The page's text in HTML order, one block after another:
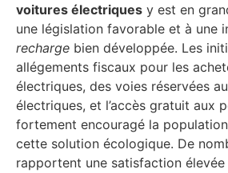
voitures électriques y est en
une législation favorable et à une
recharge bien développée. Les
allégements fiscaux pour les
électriques, des voies réservées
électriques, et l’accès gratuit aux
fortement encouragé la
cette solution écologique. De
rapportent une satisfaction élevée